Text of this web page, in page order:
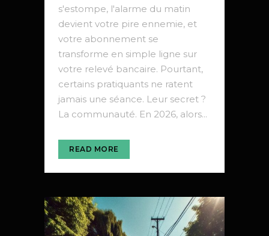
s'estompe, l'alarme du matin
devient votre pire ennemie, et
votre abonnement se
transforme en simple ligne sur
votre relevé bancaire. Pourtant,
certains pratiquants ne ratent
jamais une séance. Leur secret ?
La communauté. En 2026, alors...
READ MORE